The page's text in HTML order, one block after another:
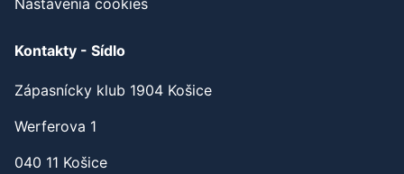
Nastavenia cookies
Kontakty - Sídlo
Zápasnícky klub 1904 Košice
Werferova 1
040 11 Košice